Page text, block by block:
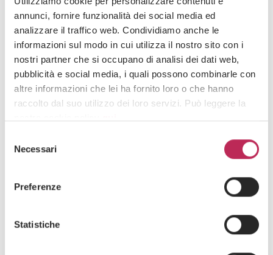
annunci, fornire funzionalità dei social media ed
analizzare il traffico web. Condividiamo anche le
informazioni sul modo in cui utilizza il nostro sito con i
nostri partner che si occupano di analisi dei dati web,
pubblicità e social media, i quali possono combinarle con
altre informazioni che lei ha fornito loro o che hanno
raccolto dal suo utilizzo dei loro servizi. Può leggere la
Attenzione: chiudendo questo banner, cliccando in
un’area sottostante o accedendo ad un’altra pagina del
delNecessari
Preferenze
Statistiche
Newsletter
28. Juli 2026
Security in prize promotions: mere formal
requirement or compliance lever?
Entdecken Sie alles +